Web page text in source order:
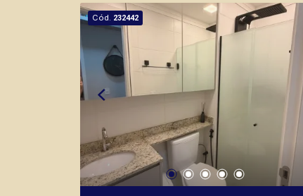
mesmo nos principais lançamentos da
cidade de Ribeirão Preto.
Cód. 232442